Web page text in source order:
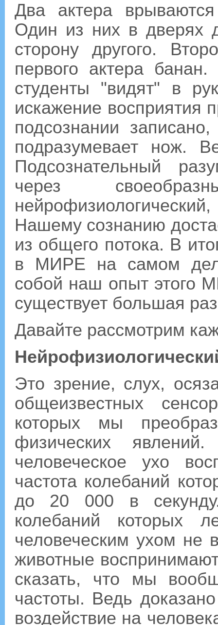
Два актера
Один из них в дверях
сторону другого.
первого актера
студенты "видят" в
искажение восприятия
подсознании
подразумевает нож.
Подсознательный
через
Нашему сознанию
из общего потока. В
в МИРЕ на самом
собой наш опыт этого
существует большая
Давайте рассмотрим
Это зрение, слух,
общеизвестных
которых мы
физических
человеческое ухо
частота колебаний
до 20 000 в
колебаний которых
человеческим ухом не
животные
сказать, что мы
частоты. Ведь
воздействие на